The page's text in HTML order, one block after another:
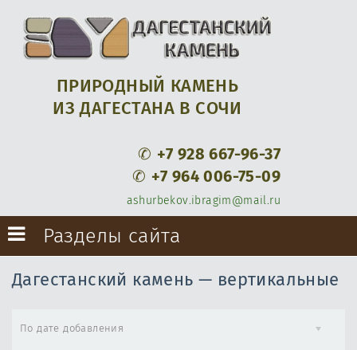
ПРИРОДНЫЙ КАМЕНЬ
ИЗ ДАГЕСТАНА В СОЧИ
✆ +7 928 667-96-37
✆ +7 964 006-75-09
ashurbekov.ibragim@mail.ru
Разделы сайта
Дагестанский камень — вертикальные
По дате добавления